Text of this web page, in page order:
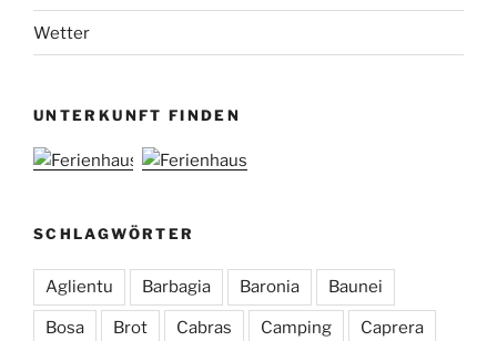
Wetter
UNTERKUNFT FINDEN
SCHLAGWÖRTER
Aglientu Barbagia Baronia Baunei
Bosa Brot Cabras Camping Caprera